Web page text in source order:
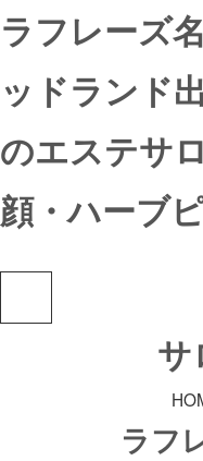
ラフレーズ
ッドランド
のエステサ
顔・ハーブ
サ
ラフ